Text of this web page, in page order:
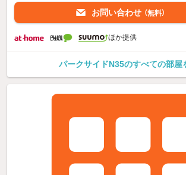
お問い合わせ （無料）
ほか提供
パークサイドN35のすべての部屋